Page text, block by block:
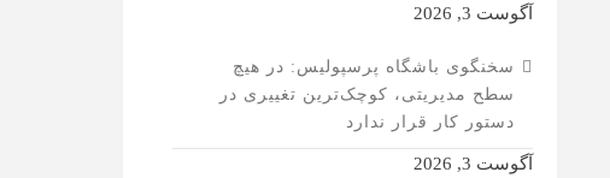
آگوست 3, 2026
سخنگوی باشگاه پرسپولیس: در هیچ
سطح مدیریتی، کوچک‌ترین تغییری در
دستور کار قرار ندارد
آگوست 3, 2026